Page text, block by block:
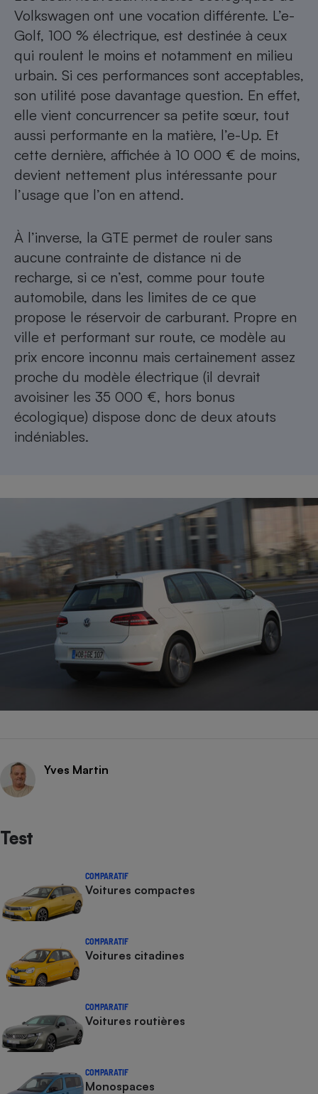
Volkswagen ont une vocation différente. L’e-
Golf, 100 % électrique, est destinée à ceux
qui roulent le moins et notamment en milieu
urbain. Si ces performances sont acceptables,
son utilité pose davantage question. En effet,
elle vient concurrencer sa petite sœur, tout
aussi performante en la matière, l’e-Up. Et
cette dernière, affichée à 10 000 € de moins,
devient nettement plus intéressante pour
l’usage que l’on en attend.
À l’inverse, la GTE permet de rouler sans
aucune contrainte de distance ni de
recharge, si ce n’est, comme pour toute
automobile, dans les limites de ce que
propose le réservoir de carburant. Propre en
ville et performant sur route, ce modèle au
prix encore inconnu mais certainement assez
proche du modèle électrique (il devrait
avoisiner les 35 000 €, hors bonus
écologique) dispose donc de deux atouts
indéniables.
Yves Martin
Test
COMPARATIF
Voitures compactes
COMPARATIF
Voitures citadines
COMPARATIF
Voitures routières
COMPARATIF
Monospaces